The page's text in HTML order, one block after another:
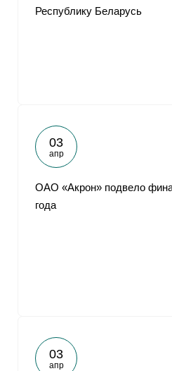
Республику Беларусь
03
апр
ОАО «Акрон» подвело
года
03
апр